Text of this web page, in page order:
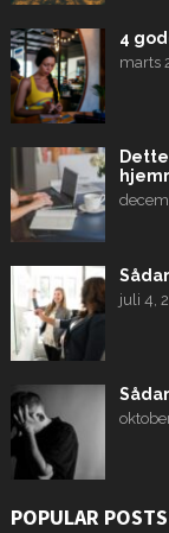
4
marts
juli 4,
POPULAR POSTS